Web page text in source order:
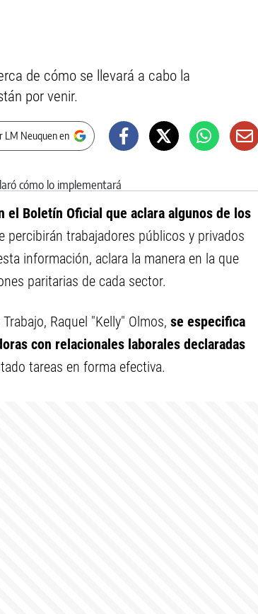
de cómo se llevará a cabo la
por venir.
LM Neuquen en
el Boletín Oficial que aclara algunos de los
percibirán trabajadores públicos y privados
información, aclara la manera en la que
paritarias de cada sector.
Raquel "Kelly" Olmos, se especifica
con relacionales laborales declaradas
tareas en forma efectiva.